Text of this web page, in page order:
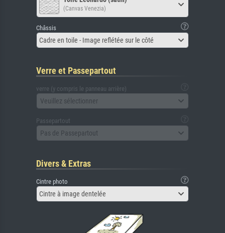
(Canvas Venezia)
Châssis
Cadre en toile - Image reflétée sur le côté
Verre et Passepartout
verre (y compris le panneau arrière)
Veuillez sélectionner
Passepartout
Pas de Passepartout
Divers & Extras
Cintre photo
Cintre à image dentelée